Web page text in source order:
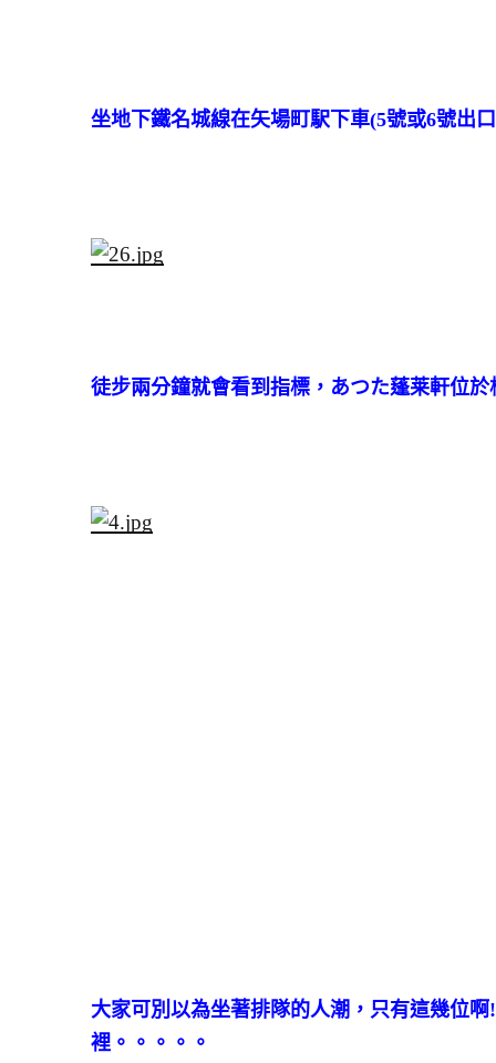
坐地下鐵名城線在矢場町駅下車(5號或6號出
徒步兩分鐘就會看到指標， あつた蓬莱軒位
大家可別以為坐著排隊的人潮，只有這幾位
裡。。。。。